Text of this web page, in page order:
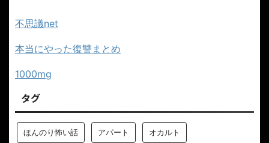
不思議net
本当にやった復讐まとめ
1000mg
タグ
ほんのり怖い話 アパート オカルト